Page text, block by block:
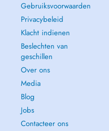
Gebruiksvoorwaarden
Privacybeleid
Klacht indienen
Beslechten van
geschillen
Over ons
Media
Blog
Jobs
Contacteer ons